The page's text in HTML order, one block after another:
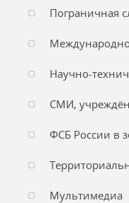
Пограничная
Научно-
СМИ,
ФСБ России в
Мультимедиа